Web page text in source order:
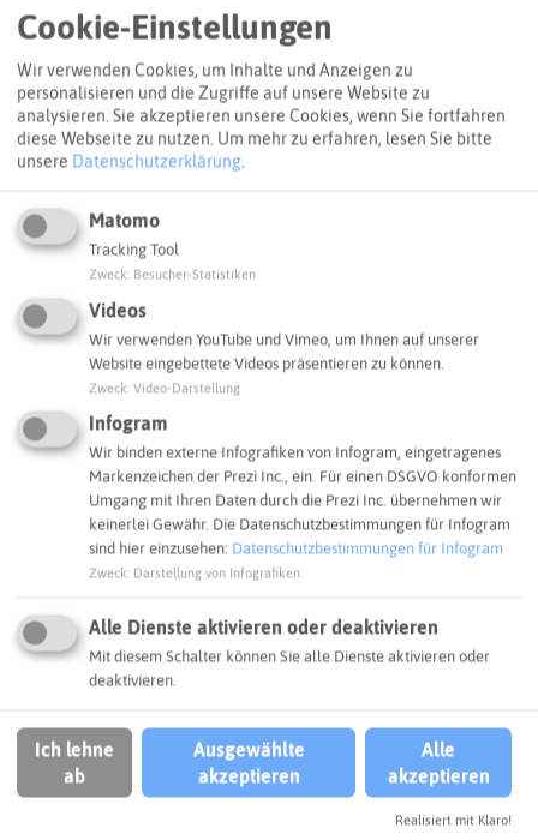
ANFAHRT
So kommt ihr zum Ziel
+
−
Adresse:
Klimaschutzpreis Recklinghausen
Stadt Recklinghausen
Cookie-Einstellungen
Wir verwenden Cookies, um Inhalte und Anzeigen zu
personalisieren und die Zugriffe auf unsere Website zu
analysieren. Sie akzeptieren unsere Cookies, wenn Sie fortfahren
diese Webseite zu nutzen. Um mehr zu erfahren, lesen Sie bitte
unsere Datenschutzerklärung.
Matomo
Tracking Tool
Zweck Besucher-Statistiken
Videos
Wir verwenden YouTube und Vimeo, um Ihnen auf unserer
Website eingebettete Videos präsentieren zu können.
Zweck Video-Darstellung
Infogram
Wir binden externe Infografiken von Infogram, eingetragenes
Markenzeichen der Prezi Inc., ein. Für einen DSGVO konformen
Umgang mit Ihren Daten durch die Prezi Inc. übernehmen wir
keinerlei Gewähr. Die Datenschutzbestimmungen für Infogram
sind hier einzusehen: Datenschutzbestimmungen für Infogram
Zweck Darstellung von Infografiken
Alle Dienste aktivieren oder deaktivieren
Mit diesem Schalter können Sie alle Dienste aktivieren oder
deaktivieren.
Ich lehne
ab
Ausgewählte
akzeptieren
Alle
akzeptieren
Realisiert mit Klaro!